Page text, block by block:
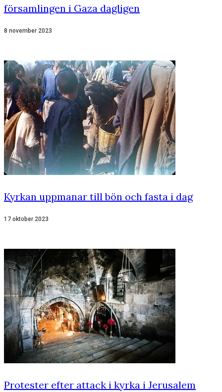
församlingen i Gaza dagligen
8 november 2023
Kyrkan uppmanar till bön och fasta i dag
17 oktober 2023
Protester efter attack i kyrka i Jerusalem